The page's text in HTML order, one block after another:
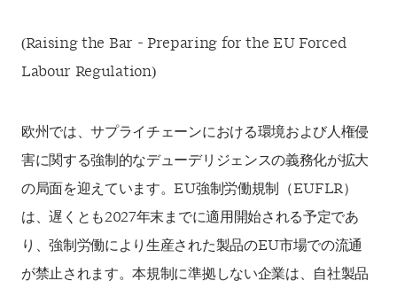
(Raising the Bar - Preparing for the EU Forced
Labour Regulation)
欧州では、サプライチェーンにおける環境および人権侵
害に関する強制的なデューデリジェンスの義務化が拡大
の局面を迎えています。EU強制労働規制（EUFLR）
は、遅くとも2027年末までに適用開始される予定であ
り、強制労働により生産された製品のEU市場での流通
が禁止されます。本規制に準拠しない企業は、自社製品